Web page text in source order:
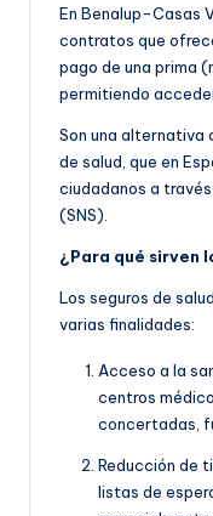
En Benalup-Casas
contratos que
pago de una prima
permitiendo
Son una alternativa
de salud, que en
ciudadanos a
(SNS).
¿Para qué sirven
Los seguros de
varias finalidades:
Acceso a la
centros
concertadas,
Reducción de
listas de